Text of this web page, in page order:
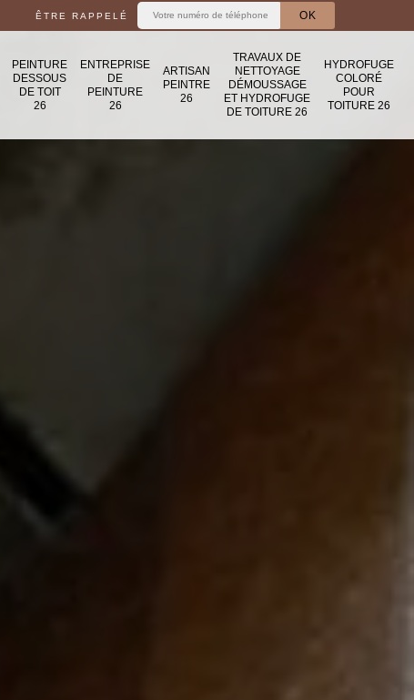
ÊTRE RAPPELÉ
PEINTURE
DESSOUS
DE TOIT
26
ENTREPRISE
DE
PEINTURE
26
ARTISAN
PEINTRE
26
TRAVAUX DE
NETTOYAGE
DÉMOUSSAGE
ET HYDROFUGE
DE TOITURE 26
HYDROFUGE
COLORÉ
POUR
TOITURE 26